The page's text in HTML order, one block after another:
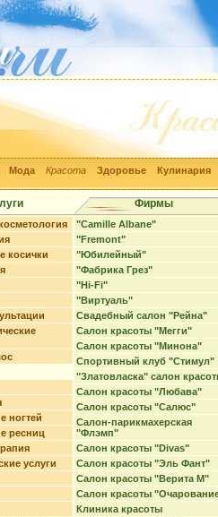
Мода Красота Здоровье Кулинария
Фирмы
косички
ногтей
ресниц
услуги
"Camille Albane"
"Fremont"
"Юбилейный"
"Фабрика Грез"
"Hi-Fi"
"Виртуаль"
Свадебный салон "Рейна"
Салон красоты "Мегги"
Салон красоты "Минона"
Спортивный клуб "Стимул"
"Златовласка" салон
Салон красоты "Любава"
Салон красоты "Салюс"
Салон-парикмахерская
"Флэмп"
Салон красоты "Divas"
Салон красоты "Эль Фант"
Салон красоты "Верита М"
Салон красоты
Клиника красоты